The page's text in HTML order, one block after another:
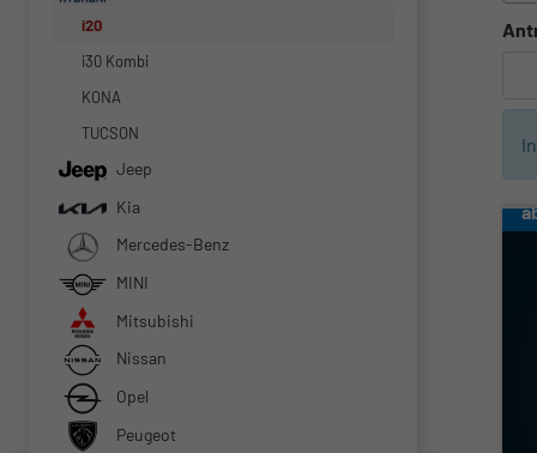
i20
i30 Kombi
KONA
TUCSON
Jeep
Kia
Mercedes-Benz
MINI
Mitsubishi
Nissan
Opel
Peugeot